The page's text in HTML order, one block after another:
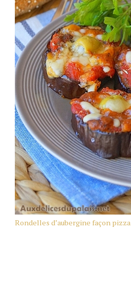
Rondelles d’aubergine façon pizza